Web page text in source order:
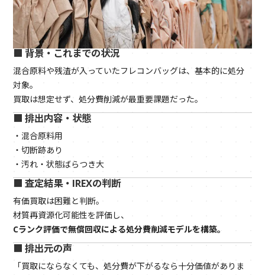
■ 背景・これまでの状況
混合原料や残渣が入っていたフレコンバッグは、基本的に処分
対象。
買取は想定せず、処分費削減が最重要課題だった。
■ 排出内容・状態
・混合原料用
・切断跡あり
・汚れ・状態ばらつき大
■ 査定結果・IREXの判断
有価買取は困難と判断。
材質再資源化可能性を評価し、
Cランク評価で無償回収による処分費削減モデルを構築。
■ 排出元の声
「買取にならなくても、処分費が下がるなら十分価値がありま